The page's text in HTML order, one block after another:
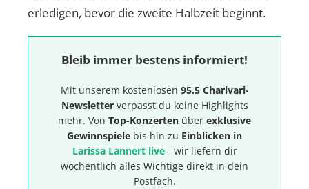
erledigen, bevor die zweite Halbzeit beginnt.
Bleib immer bestens informiert!
Mit unserem kostenlosen 95.5 Charivari-
Newsletterverpasst du keine Highlights
mehr. Von Top-Konzerten über exklusive
Gewinnspiele bis hin zu Einblicken in
Larissa Lannert live- wir liefern dir
wöchentlich alles Wichtige direkt in dein
Postfach.